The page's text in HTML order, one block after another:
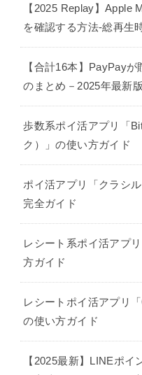
【2025 Replay】Apple
を確認する方法-総再生
【合計16本】PayPayが
のまとめ－2025年最新版
歩数系ポイ活アプリ「
ク）」の使い方ガイド
ポイ活アプリ「クラシ
完全ガイド
レシート系ポイ活アプ
方ガイド
レシートポイ活アプリ
の使い方ガイド
【2025最新】LINEポイ